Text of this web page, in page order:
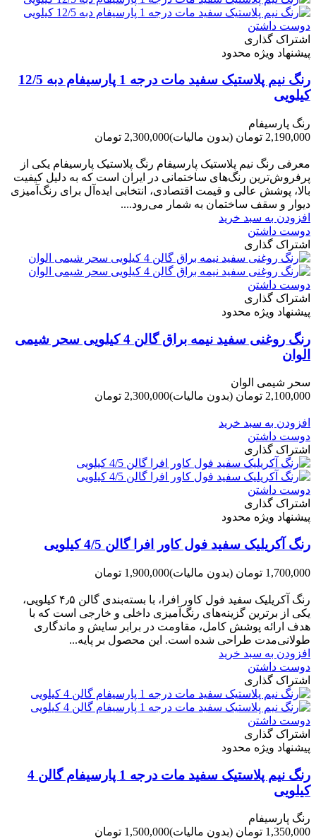
دوست داشتن
اشتراک گذاری
پیشنهاد ویژه محدود
رنگ نیم پلاستیک سفید مات درجه 1 پارسیفام دبه 12/5
کیلویی
رنگ پارسیفام
2,190,000 تومان
(بدون مالیات)2,300,000 تومان
معرفی رنگ نیم پلاستیک پارسیفام رنگ پلاستیک پارسیفام یکی از
پرفروش‌ترین رنگ‌های ساختمانی در ایران است که به دلیل کیفیت
بالا، پوشش عالی و قیمت اقتصادی، انتخابی ایده‌آل برای رنگ‌آمیزی
دیوار و سقف ساختمان به شمار می‌رود....
افزودن به سبد خرید
دوست داشتن
اشتراک گذاری
دوست داشتن
اشتراک گذاری
پیشنهاد ویژه محدود
رنگ روغنی سفید نیمه براق گالن 4 کیلویی سحر شیمی
الوان
سحر شیمی الوان
2,100,000 تومان
(بدون مالیات)2,300,000 تومان
افزودن به سبد خرید
دوست داشتن
اشتراک گذاری
دوست داشتن
اشتراک گذاری
پیشنهاد ویژه محدود
رنگ آکریلیک سفید فول کاور افرا گالن 4/5 کیلویی
1,700,000 تومان (بدون مالیات)1,900,000 تومان
رنگ آکریلیک سفید فول کاور افرا، با بسته‌بندی گالن ۴٫۵ کیلویی،
یکی از برترین گزینه‌های رنگ‌آمیزی داخلی و خارجی است که با
هدف ارائه پوشش کامل، مقاومت در برابر سایش و ماندگاری
طولانی‌مدت طراحی شده است. این محصول بر پایه...
افزودن به سبد خرید
دوست داشتن
اشتراک گذاری
دوست داشتن
اشتراک گذاری
پیشنهاد ویژه محدود
رنگ نیم پلاستیک سفید مات درجه 1 پارسیفام گالن 4
کیلویی
رنگ پارسیفام
1,350,000 تومان
(بدون مالیات)1,500,000 تومان